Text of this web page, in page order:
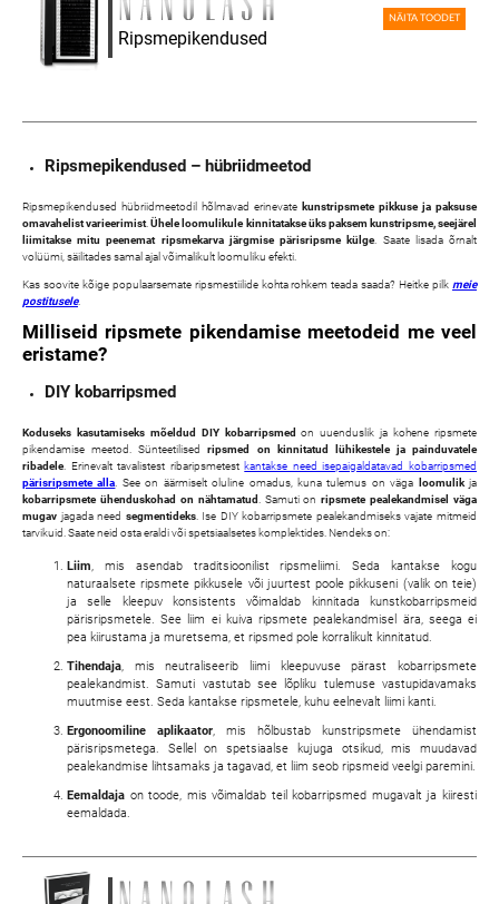
Ripsmepikendused
NÄITA TOODET
Ripsmepikendused – hübriidmeetod
Ripsmepikendused hübriidmeetodil hõlmavad erinevate kunstripsmete pikkuse ja paksuse
omavahelist varieerimist.Ühele loomulikule kinnitatakse üks paksem kunstripsme, seejärel
liimitakse mitu peenemat ripsmekarva järgmise pärisripsme külge. Saate lisada õrnalt
volüümi, säilitades samal ajal võimalikult loomuliku efekti.
Kas soovite kõige populaarsemate ripsmestiilide kohta rohkem teada saada? Heitke pilk meie
postitusele.
Milliseid ripsmete pikendamise meetodeid me veel
eristame?
DIY kobarripsmed
Koduseks kasutamiseks mõeldud DIY kobarripsmed on uuenduslik ja kohene ripsmete
pikendamise meetod. Sünteetilisedripsmed on kinnitatud lühikestele ja painduvatele
ribadele. Erinevalt tavalistest ribaripsmetest kantakse need isepaigaldatavad kobarripsmed
pärisripsmete alla . See on äärmiselt oluline omadus, kuna tulemus on väga loomulikja
kobarripsmete ühenduskohad on nähtamatud
. Samuti onripsmete pealekandmisel väga
mugav jagada need segmentideks. Ise DIY kobarripsmete pealekandmiseks vajate mitmeid
tarvikuid. Saate neid osta eraldi või spetsiaalsetes komplektides. Nendeks on:
Liim, mis asendab traditsioonilist ripsmeliimi. Seda kantakse kogu
naturaalsete ripsmete pikkusele või juurtest poole pikkuseni (valik on teie)
ja selle kleepuv konsistents võimaldab kinnitada kunstkobarripsmeid
pärisripsmetele. See liim ei kuiva ripsmete pealekandmisel ära, seega ei
pea kiirustama ja muretsema, et ripsmed pole korralikult kinnitatud.
Tihendaja, mis neutraliseerib liimi kleepuvuse pärast kobarripsmete
pealekandmist. Samuti vastutab see lõpliku tulemuse vastupidavamaks
muutmise eest. Seda kantakse ripsmetele, kuhu eelnevalt liimi kanti.
Ergonoomiline aplikaator, mis hõlbustab kunstripsmete ühendamist
pärisripsmetega. Sellel on spetsiaalse kujuga otsikud, mis muudavad
pealekandmise lihtsamaks ja tagavad, et liim seob ripsmeid veelgi paremini.
Eemaldaja on toode, mis võimaldab teil kobarripsmed mugavalt ja kiiresti
eemaldada.